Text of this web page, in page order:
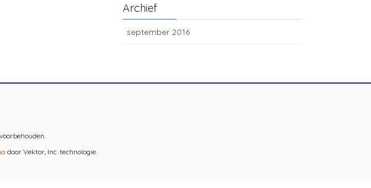
Archief
september 2016
door Vektor, Inc. technologie.